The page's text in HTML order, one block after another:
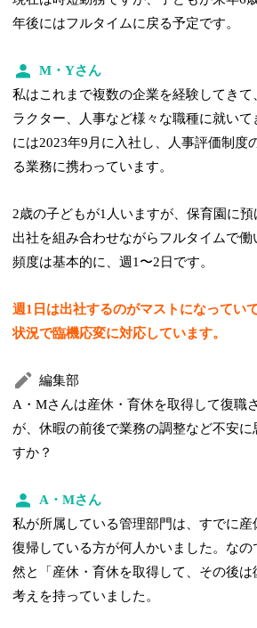
年後にはフルタイムに戻る予定です。
M・Yさん
私はこれまで複数の企業を経験してきて
ラクター、人事など様々な職種に就いて
には2023年9月に入社し、人事評価制度
る業務に携わっています。
2歳の子どもが1人いますが、保育園に
出社を組み合わせながらフルタイムで
頻度は基本的に、週1〜2日です。
週1日は出社するのがマストになってい
状況で臨機応変に対応しています。
編集部
A・Mさんは産休・育休を取得して復職
が、休暇の前後で業務の調整など不安に
すか？
A・Mさん
私が所属している管理部門は、すでに産
復帰している方が何人かいました。なの
然と「産休・育休を取得して、その後は
考えを持っていました。